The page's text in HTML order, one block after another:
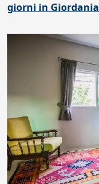
giorni in Giordania